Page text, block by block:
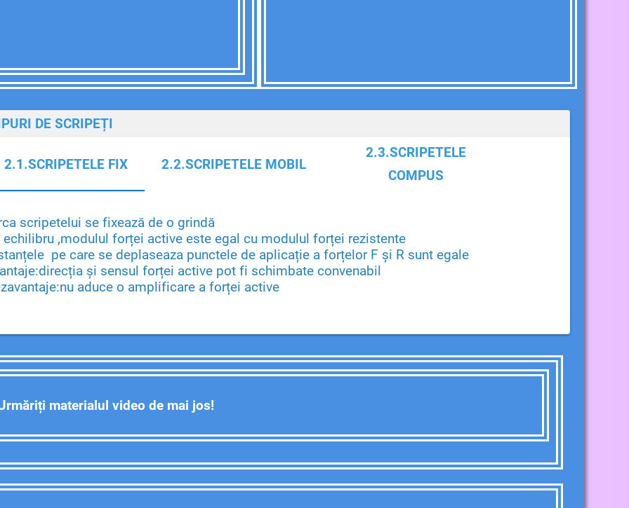
DE SCRIPEȚI
2.1.SCRIPETELE FIX 2.2.SCRIPETELE MOBIL
2.3.SCRIPETELE
COMPUS
scripetelui se fixează de o grindă
echilibru ,modulul forței active este egal cu modulul forței rezistente
pe care se deplaseaza punctele de aplicație a forțelor F și R sunt egale
și sensul forței active pot fi schimbate convenabil
aduce o amplificare a forței active
materialul video de mai jos!